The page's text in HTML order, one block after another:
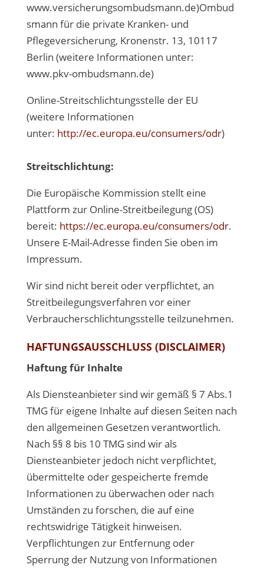
www.versicherungsombudsmann.de)Ombud
smann für die private Kranken- und
Pflegeversicherung, Kronenstr. 13, 10117
Berlin (weitere Informationen unter:
www.pkv-ombudsmann.de)
Online-Streitschlichtungsstelle der EU
(weitere Informationen
unter: http://ec.europa.eu/consumers/odr)
Streitschlichtung:
Die Europäische Kommission stellt eine
Plattform zur Online-Streitbeilegung (OS)
bereit: https://ec.europa.eu/consumers/odr.
Unsere E-Mail-Adresse finden Sie oben im
Impressum.
Wir sind nicht bereit oder verpflichtet, an
Streitbeilegungsverfahren vor einer
Verbraucherschlichtungsstelle teilzunehmen.
HAFTUNGSAUSSCHLUSS (DISCLAIMER)
Haftung für Inhalte
Als Diensteanbieter sind wir gemäß § 7 Abs.1
TMG für eigene Inhalte auf diesen Seiten nach
den allgemeinen Gesetzen verantwortlich.
Nach §§ 8 bis 10 TMG sind wir als
Diensteanbieter jedoch nicht verpflichtet,
übermittelte oder gespeicherte fremde
Informationen zu überwachen oder nach
Umständen zu forschen, die auf eine
rechtswidrige Tätigkeit hinweisen.
Verpflichtungen zur Entfernung oder
Sperrung der Nutzung von Informationen